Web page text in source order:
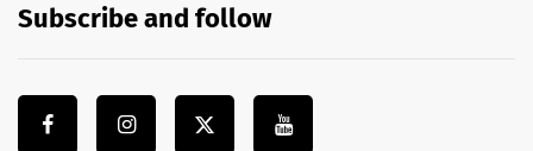
Subscribe and follow